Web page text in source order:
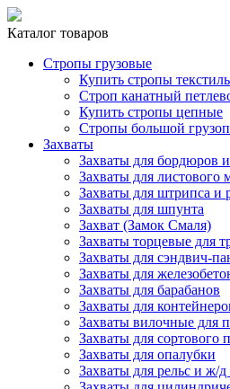
Каталог товаров
Стропы грузовые
Купить стропы
Строп канатный
Купить стропы цепные
Стропы большой
Захваты
Захваты для бордюров
Захваты для листового
Захваты для штрипса и
Захваты для шпунта
Захват (Замок Смаля)
Захваты торцевые для
Захваты для сэндвич-
Захваты для
Захваты для барабанов
Захваты для
Захваты вилочные для
Захваты для сортового
Захваты для опалубки
Захваты для рельс и ж/д